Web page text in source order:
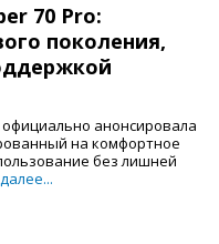
70 Pro:
поколения,
официально анонсировала
на комфортное
без лишней